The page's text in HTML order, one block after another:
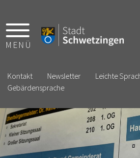
MENÜ
Kontakt Newsletter
Leichte
Gebärdensprache